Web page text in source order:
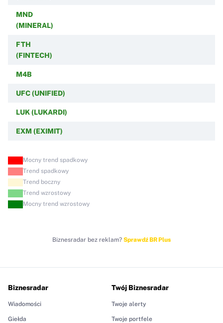
MND
(MINERAL)
FTH
(FINTECH)
M4B
UFC (UNIFIED)
LUK (LUKARDI)
EXM (EXIMIT)
Mocny trend spadkowy
Trend spadkowy
Trend boczny
Trend wzrostowy
Mocny trend wzrostowy
Biznesradar bez reklam? Sprawdź BR Plus
Biznesradar
Wiadomości
Giełda
Twój Biznesradar
Twoje alerty
Twoje portfele